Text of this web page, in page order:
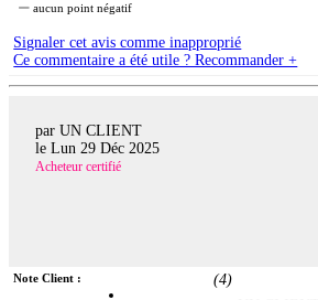
aucun point négatif
Signaler cet avis comme inapproprié
Ce commentaire a été utile ? Recommander +
par UN CLIENT
le Lun 29 Déc 2025
Acheteur certifié
Note Client : (4)